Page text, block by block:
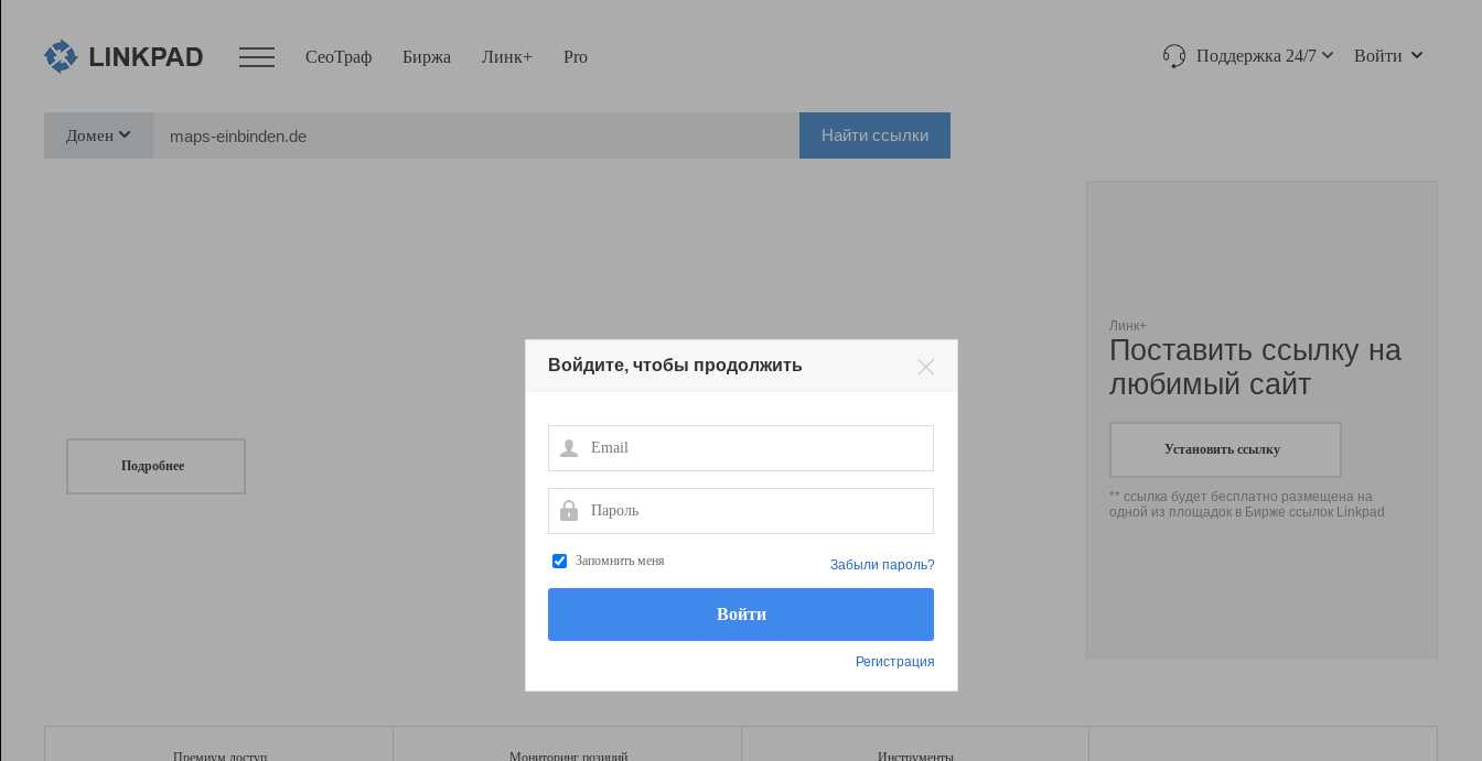
СеоТраф Биржа Линк+ Pro Поддержка 24/7 Войти
Домен Найти ссылки
Подробнее
Линк+
Поставить ссылку на
любимый сайт
Установить ссылку
** ссылка будет бесплатно размещена на
одной из площадок в Бирже ссылок Linkpad
Премиум доступ
Мониторинг позиций
Инструменты
Войдите, чтобы продолжить
Email
Пароль
Запомнить меня
Регистрация
Забыли пароль?